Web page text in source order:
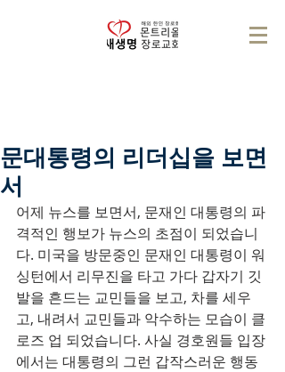
문대통령의 리더십을 보면
서
어제 뉴스를 보면서, 문재인 대통령의 파
격적인 행보가 뉴스의 초점이 되었습니
다. 미국을 방문중인 문재인 대통령이 워
싱턴에서 리무진을 타고 가다 갑자기 깃
발을 흔드는 교민들을 보고, 차를 세우
고, 내려서 교민들과 악수하는 모습이 클
로즈 업 되었습니다. 사실 경호원들 입장
에서는 대통령의 그런 갑작스러운 행동